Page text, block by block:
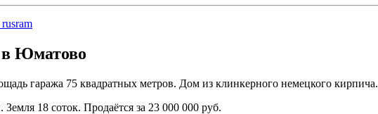
в Юматово
гаража 75 квадратных метров. Дом из клинкерного немецкого кирпича.
18 соток. Продаётся за 23 000 000 руб.